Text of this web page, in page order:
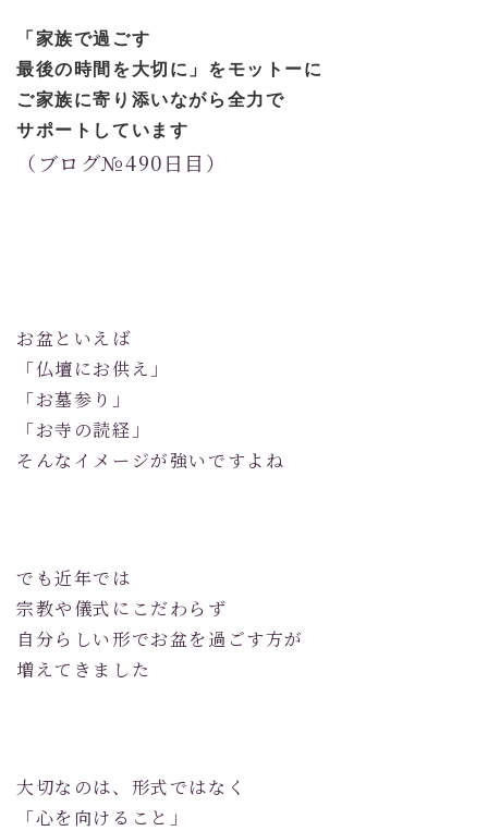
「家族で過ごす
最後の時間を大切に」 をモットーに
ご家族に寄り添いながら全力で
サポートしています
（ブログ№490日目）
お盆といえば
「仏壇にお供え」
「お墓参り」
「お寺の読経」
そんなイメージが強いですよね
でも近年では
宗教や儀式にこだわらず
自分らしい形でお盆を過ごす方が
増えてきました
大切なのは、形式ではなく
「心を向けること」